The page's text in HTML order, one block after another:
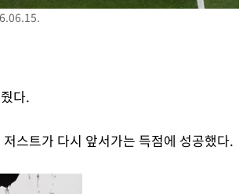
다.
스트가 다시 앞서가는 득점에 성공했다.